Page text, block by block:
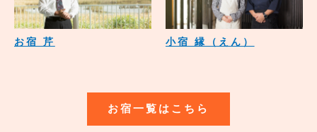
お宿 芹 小宿 縁（えん）
お宿一覧はこちら